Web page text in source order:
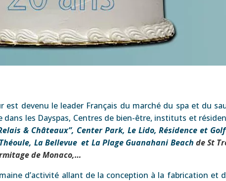
est devenu le leader Français du marché du spa et du
dans les Dayspas, Centres de bien-être, instituts et
& Châteaux”, Center Park, Le Lido, Résidence et
La Bellevue et La Plage Guanahani Beach de St
de Monaco,…
d’activité allant de la conception à la fabrication et